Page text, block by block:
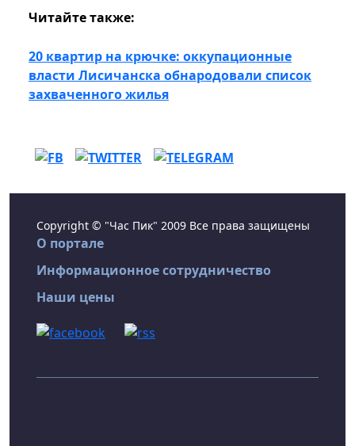
Читайте также:
20 квартир на крючке: оккупационные
власти Лисичанска обнародовали список
захваченного жилья
Copyright © "Час Пик" 2009 Все права защищены
О портале
Информационное сотрудничество
Наши цены